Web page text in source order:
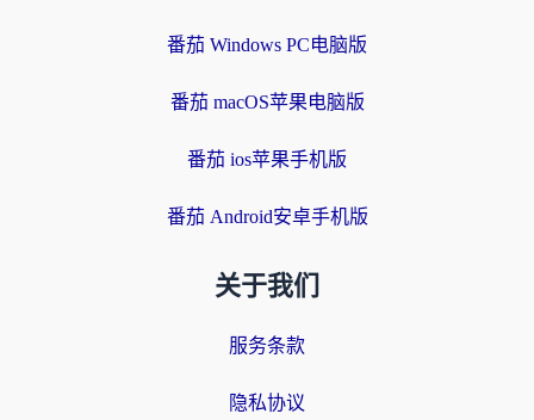
番茄 Windows PC电脑版
番茄 macOS苹果电脑版
番茄 ios苹果手机版
番茄 Android安卓手机版
关于我们
服务条款
隐私协议